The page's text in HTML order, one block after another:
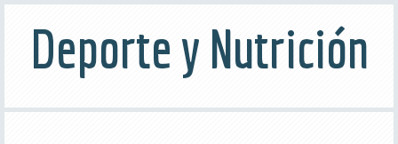
Deporte y Nutrición